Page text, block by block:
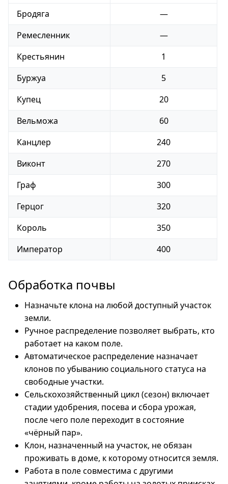
Бродяга
—
Ремесленник
—
Крестьянин
1
Буржуа
5
Купец
20
Вельможа
60
Канцлер
240
Виконт
270
Граф
300
Герцог
320
Король
350
Император
400
Обработка почвы
Назначьте клона на любой доступный участок
земли.
Ручное распределение позволяет выбрать, кто
работает на каком поле.
Автоматическое распределение назначает
клонов по убыванию социального статуса на
свободные участки.
Сельскохозяйственный цикл (сезон) включает
стадии удобрения, посева и сбора урожая,
после чего поле переходит в состояние
«чёрный пар».
Клон, назначенный на участок, не обязан
проживать в доме, к которому относится земля.
Работа в поле совместима с другими